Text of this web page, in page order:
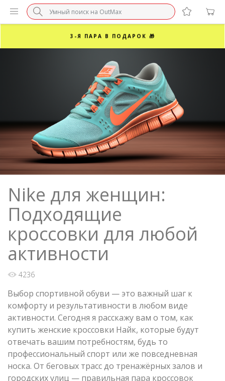
3-Я ПАРА В ПОДАРОК 🎁
ПОСЛЕДНИЕ РАЗМЕРЫ ОТ 1500₽⚡️
СУПЕРАКЦИЯ 🔥 2-Я ПАРА -50%
Nike для женщин:
Подходящие
кроссовки для любой
активности
4236
Выбор спортивной обуви — это важный шаг к
комфорту и результативности в любом виде
активности. Сегодня я расскажу вам о том, как
купить женские кроссовки Найк, которые будут
отвечать вашим потребностям, будь то
профессиональный спорт или же повседневная
носка. От беговых трасс до тренажёрных залов и
городских улиц — правильная пара кроссовок